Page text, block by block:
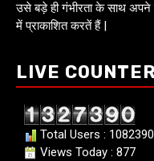
उसे बड़े ही गंभीरता के साथ अपने
में प्राकाशित करतें हैं |
LIVE
Total Users : 1082390
Views Today : 877